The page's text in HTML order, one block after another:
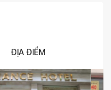
ĐỊA ĐIỂM